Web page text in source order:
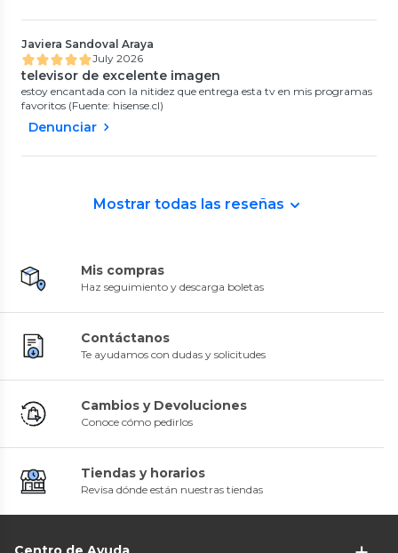
Javiera Sandoval Araya
July 2026
televisor de excelente imagen
estoy encantada con la nitidez que entrega esta tv en mis programas
favoritos (Fuente: hisense.cl)
Denunciar
Mostrar todas las reseñas
Mis compras
Haz seguimiento y descarga boletas
Contáctanos
Te ayudamos con dudas y solicitudes
Cambios y Devoluciones
Conoce cómo pedirlos
Tiendas y horarios
Revisa dónde están nuestras tiendas